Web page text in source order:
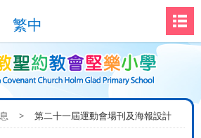
繁中
> 第二十一屆運動會場刊及海報設計